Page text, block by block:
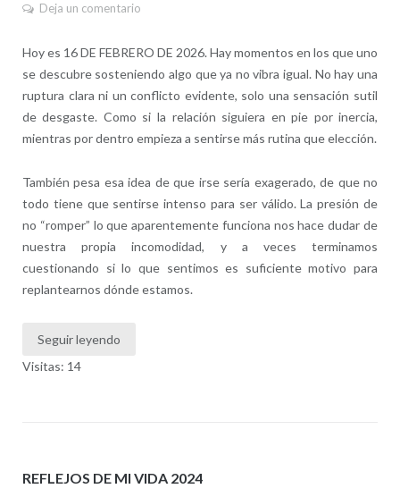
Deja un comentario
Hoy es 16 DE FEBRERO DE 2026. Hay momentos en los que uno
se descubre sosteniendo algo que ya no vibra igual. No hay una
ruptura clara ni un conflicto evidente, solo una sensación sutil
de desgaste. Como si la relación siguiera en pie por inercia,
mientras por dentro empieza a sentirse más rutina que elección.
También pesa esa idea de que irse sería exagerado, de que no
todo tiene que sentirse intenso para ser válido. La presión de
no “romper” lo que aparentemente funciona nos hace dudar de
nuestra propia incomodidad, y a veces terminamos
cuestionando si lo que sentimos es suficiente motivo para
replantearnos dónde estamos.
Seguir leyendo
Visitas: 14
REFLEJOS DE MI VIDA 2024